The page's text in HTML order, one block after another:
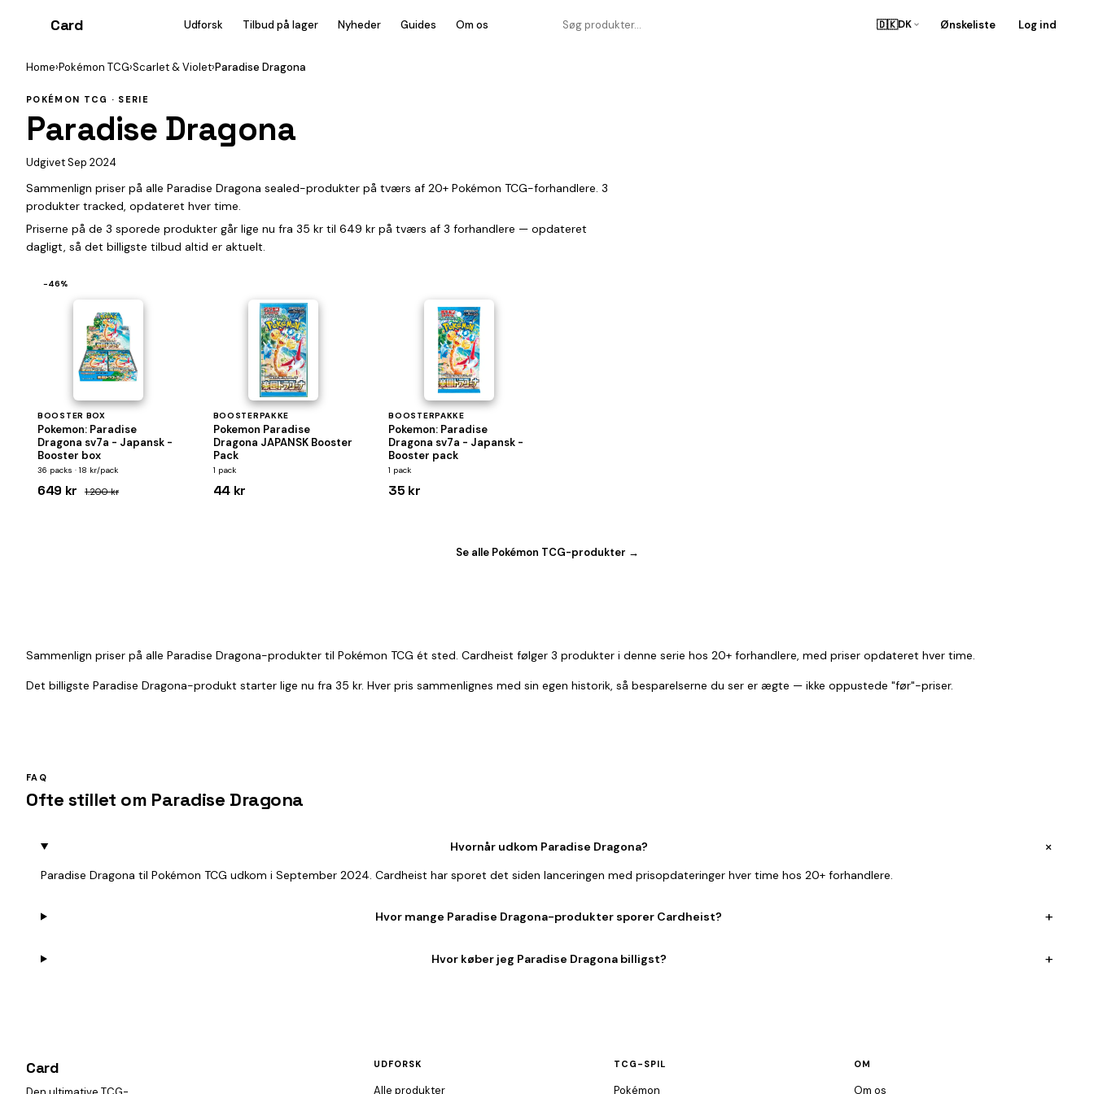
Card Udforsk Tilbud på lager Nyheder Guides Om os 🇩🇰DK Ønskeliste Log ind
Home›Pokémon TCG›Scarlet & Violet›Paradise Dragona
POKÉMON TCG · SERIE
Paradise Dragona
Udgivet Sep 2024
Sammenlign priser på alle Paradise Dragona sealed-produkter på tværs af 20+ Pokémon TCG-forhandlere. 3
produkter tracked, opdateret hver time.
Priserne på de 3 sporede produkter går lige nu fra 35 kr til 649 kr på tværs af 3 forhandlere — opdateret
dagligt, så det billigste tilbud altid er aktuelt.
−46%
BOOSTER BOX
Pokemon: Paradise
Dragona sv7a - Japansk -
Booster box
36 packs · 18 kr/pack
649 kr 1.200 kr
BOOSTERPAKKE
Pokemon Paradise
Dragona JAPANSK Booster
Pack
1 pack
44 kr
BOOSTERPAKKE
Pokemon: Paradise
Dragona sv7a - Japansk -
Booster pack
1 pack
35 kr
Se alle Pokémon TCG-produkter →
Sammenlign priser på alle Paradise Dragona-produkter til Pokémon TCG ét sted. Cardheist følger 3 produkter i denne serie hos 20+ forhandlere, med priser opdateret hver time.
Det billigste Paradise Dragona-produkt starter lige nu fra 35 kr. Hver pris sammenlignes med sin egen historik, så besparelserne du ser er ægte — ikke oppustede "før"-priser.
FAQ
Ofte stillet om Paradise Dragona
Hvornår udkom Paradise Dragona? +
Paradise Dragona til Pokémon TCG udkom i September 2024. Cardheist har sporet det siden lanceringen med prisopdateringer hver time hos 20+ forhandlere.
Hvor mange Paradise Dragona-produkter sporer Cardheist? +
Hvor køber jeg Paradise Dragona billigst? +
Card UDFORSK
Alle produkter
TCG-SPIL
Pokémon
OM
Om os